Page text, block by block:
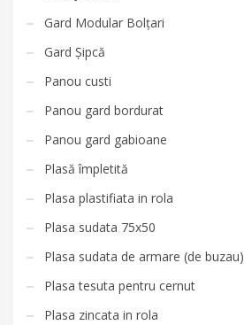
Gard Modular Bolțari
Gard Șipcă
Panou custi
Panou gard bordurat
Panou gard gabioane
Plasă împletită
Plasa plastifiata in rola
Plasa sudata 75x50
Plasa sudata de armare (de buzau)
Plasa tesuta pentru cernut
Plasa zincata in rola